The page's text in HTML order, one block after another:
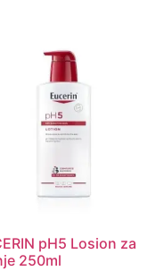
pH5 Losion za
250ml